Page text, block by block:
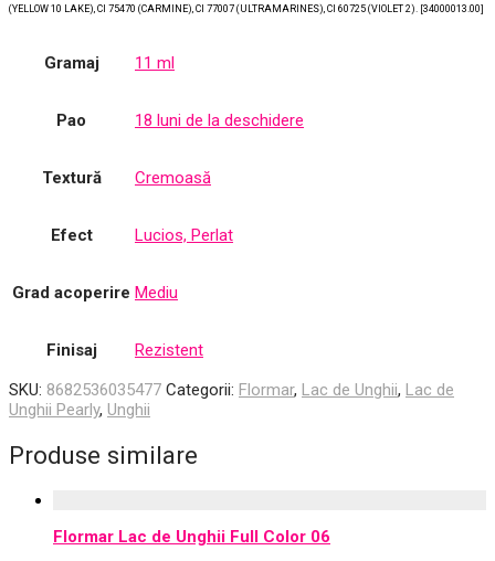
(YELLOW 10 LAKE), CI 75470 (CARMINE), CI 77007 (ULTRAMARINES), CI 60725 (VIOLET 2). [34000013.00]
Gramaj 11 ml
Pao 18 luni de la deschidere
Textură Cremoasă
Efect Lucios, Perlat
Grad acoperire Mediu
Finisaj
Rezistent
SKU: 8682536035477 Categorii: Flormar, Lac de Unghii, Lac de
Unghii Pearly, Unghii
Produse similare
Flormar Lac de Unghii Full Color 06